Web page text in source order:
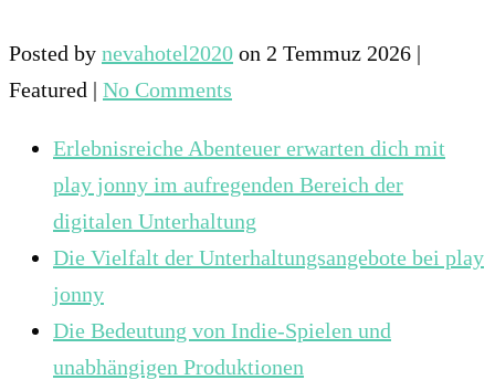
Posted by nevahotel2020 on 2 Temmuz 2026 |
Featured | No Comments
Erlebnisreiche Abenteuer erwarten dich mit
play jonny im aufregenden Bereich der
digitalen Unterhaltung
Die Vielfalt der Unterhaltungsangebote bei play
jonny
Die Bedeutung von Indie-Spielen und
unabhängigen Produktionen